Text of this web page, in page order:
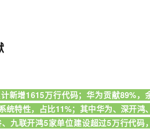
新增1615万行代码；华为贡献89%，
统特性，占比11%；其中华为、深开鸿
九联开鸿5家单位建设超过5万行代码